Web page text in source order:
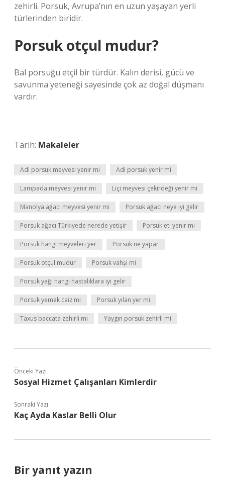
zehirli. Porsuk, Avrupa’nın en uzun yaşayan yerli
türlerinden biridir.
Porsuk otçul mudur?
Bal porsuğu etçil bir türdür. Kalın derisi, gücü ve
savunma yeteneği sayesinde çok az doğal düşmanı
vardır.
Tarih: Makaleler
Adi porsuk meyvesi yenir mi Adi porsuk yenir mi
Lampada meyvesi yenir mi Liçi meyvesi çekirdeği yenir mi
Manolya ağacı meyvesi yenir mi Porsuk ağacı neye iyi gelir
Porsuk ağacı Türkiyede nerede yetişir Porsuk eti yenir mi
Porsuk hangi meyveleri yer Porsuk ne yapar
Porsuk otçul mudur Porsuk vahşi mi
Porsuk yağı hangi hastalıklara iyi gelir
Porsuk yemek caiz mi Porsuk yılan yer mi
Taxus baccata zehirli mi Yaygın porsuk zehirli mi
Önceki Yazı
Sosyal Hizmet Çalışanları Kimlerdir
Sonraki Yazı
Kaç Ayda Kaslar Belli Olur
Bir yanıt yazın